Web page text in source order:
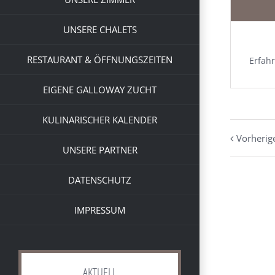
UNSERE CHALETS
RESTAURANT & ÖFFNUNGSZEITEN
EIGENE GALLOWAY ZUCHT
KULINARISCHER KALENDER
UNSERE PARTNER
DATENSCHUTZ
IMPRESSUM